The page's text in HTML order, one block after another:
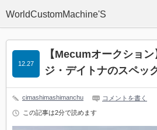
WorldCustomMachine'S
【Mecumオークショ
ジ・デイトナのスペッ
12.27
cimashimashimanchu コメントを書く
この記事は2分で読めます